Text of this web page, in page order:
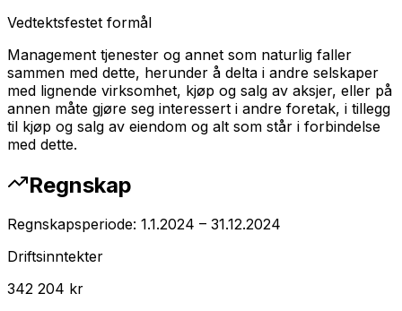
Vedtektsfestet formål
Management tjenester og annet som naturlig faller
sammen med dette, herunder å delta i andre selskaper
med lignende virksomhet, kjøp og salg av aksjer, eller på
annen måte gjøre seg interessert i andre foretak, i tillegg
til kjøp og salg av eiendom og alt som står i forbindelse
med dette.
Regnskap
Regnskapsperiode: 1.1.2024 – 31.12.2024
Driftsinntekter
342 204 kr